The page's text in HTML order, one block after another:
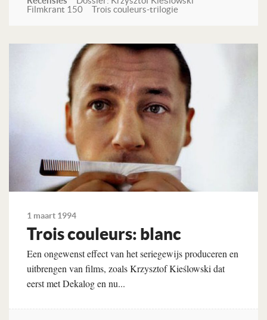
Filmkrant 150
Trois couleurs-trilogie
Lees verder
1 maart 1994
Trois couleurs: blanc
Een ongewenst effect van het seriegewijs produceren en
uitbrengen van films, zoals Krzysztof Kieślowski dat
eerst met Dekalog en nu...